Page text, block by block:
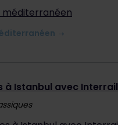
à Istanbul avec Interrail